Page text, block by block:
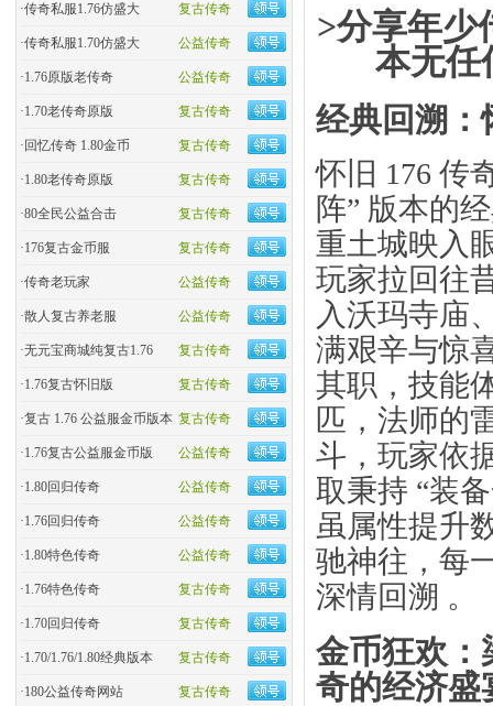
复古传奇
·传奇私服1.76仿盛大
公益传奇
·传奇私服1.70仿盛大
公益传奇
·1.76原版老传奇
复古传奇
·1.70老传奇原版
复古传奇
· 回忆传奇 1.80金币
复古传奇
·1.80老传奇原版
复古传奇
·80全民公益合击
复古传奇
·176复古金币服
公益传奇
·传奇老玩家
公益传奇
·散人复古养老服
复古传奇
·无元宝商城纯复古1.76
复古传奇
·1.76复古怀旧版
复古传奇
·复古 1.76 公益服金币版本
公益传奇
·1.76复古公益服金币版
公益传奇
·1.80回归传奇
公益传奇
·1.76回归传奇
公益传奇
·1.80特色传奇
复古传奇
·1.76特色传奇
复古传奇
·1.70回归传奇
复古传奇
·1.70/1.76/1.80经典版本
复古传奇
·180公益传奇网站
>分享年少
本无任
经典回溯：
怀旧 176 传
阵” 版本的
重土城映入
玩家拉回往
入沃玛寺庙
满艰辛与惊
其职，技能
匹，法师的
斗，玩家依
取秉持 “装
虽属性提升
驰神往，每
深情回溯 。
金币狂欢：
奇的经济盛